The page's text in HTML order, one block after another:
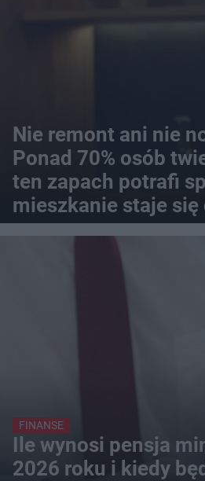
Nie remont ani nie
Ponad 70% osób
ten zapach potrafi
mieszkanie staje się
FINANSE
Ile wynosi pensja
2026 roku i kiedy